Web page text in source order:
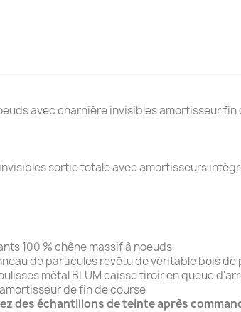
charnière invisibles amortisseur fin
invisibles sortie totale avec
100 % chêne massif à noeuds
de particules revêtu de véritable bois de
métal BLUM caisse tiroir en queue
de fin de course
des échantillons de teinte après